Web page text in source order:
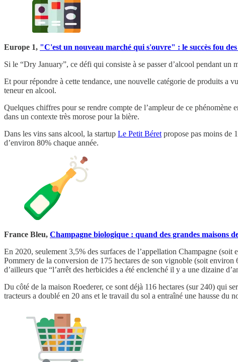
Europe 1, "C'est un nouveau marché qui s'ouvre" : le succès fou
Si le “Dry January”, ce défi qui consiste à se passer d’alcool pendant
Et pour répondre à cette tendance, une nouvelle catégorie de produits a
teneur en alcool.
Quelques chiffres pour se rendre compte de l’ampleur de ce phénomène
dans un contexte très morose pour la bière.
Dans les vins sans alcool, la startup Le Petit Béret propose pas moins de
d’environ 80% chaque année.
France Bleu, Champagne biologique : quand des grandes maisons
En 2020, seulement 3,5% des surfaces de l’appellation Champagne
Pommery de la conversion de 175 hectares de son vignoble (soit
d’ailleurs que “l’arrêt des herbicides a été enclenché il y a une dizaine
Du côté de la maison Roederer, ce sont déjà 116 hectares (sur 240) qui
tracteurs a doublé en 20 ans et le travail du sol a entraîné une hausse du